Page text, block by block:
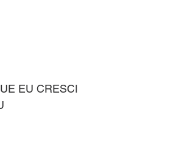
EU CRESCI